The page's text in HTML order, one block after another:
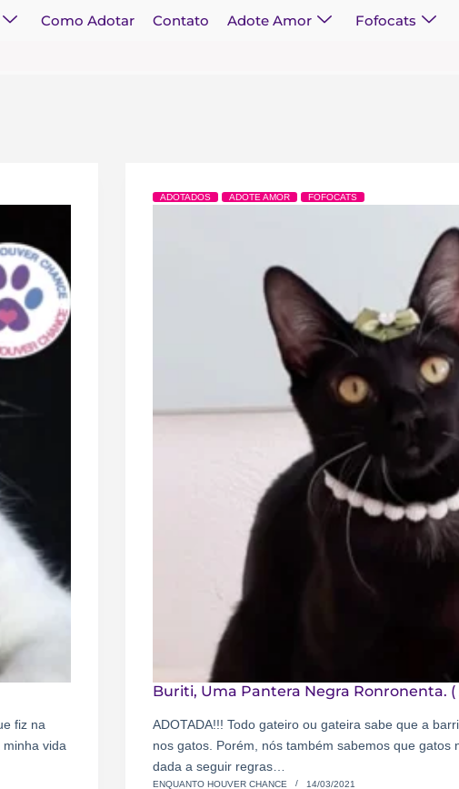
Como Adotar Contato Adote Amor Fofocats
fiz na
vida
ADOTADOS ADOTE AMOR FOFOCATS
Buriti, Uma Pantera Negra Ronronenta. (
ADOTADA!!! Todo gateiro ou gateira sabe que a
nos gatos. Porém, nós também sabemos que gatos
dada a seguir regras…
ENQUANTO HOUVER CHANCE 14/03/2021